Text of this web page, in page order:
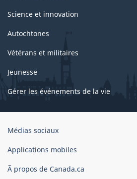
Science et innovation
Autochtones
Vétérans et militaires
Jeunesse
Gérer les événements de la vie
Organisation
gouvernement
Canada
Médias sociaux
Applications mobiles
Ã propos de Canada.ca